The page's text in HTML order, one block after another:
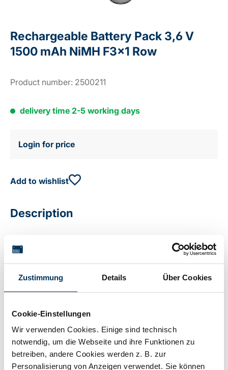
Zustimmung Details Über Cookies
Cookie-Einstellungen
Wir verwenden Cookies. Einige sind technisch
notwendig, um die Webseite und ihre Funktionen zu
betreiben, andere Cookies werden z. B. zur
Personalisierung von Anzeigen verwendet. Sie können
Rechargeable Battery Pack 3,6 V
1500 mAh NiMH F3x1 Row
Product number: 2500211
delivery time 2-5 working days
Login for price
Add to wishlist
Description
Capacity: 1,5Ah